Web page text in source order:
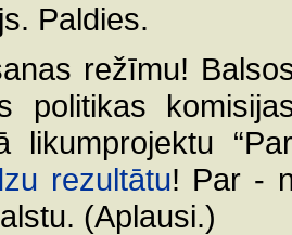
Paldies.
režīmu!
politikas
likumprojektu
rezultātu! Par -
(Aplausi.)